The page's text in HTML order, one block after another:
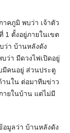
คภูมิ พบว่า เจ้าตัว
1 ตั้งอยู่ภายในเขต
ว่า บ้านหลังดัง
ว่า มีดวงไฟเปิดอยู่
มีคนอยู่ ส่วนประตู
นใน ต่อมาทีมข่าว
ายในบ้าน แต่ไม่มี
อมูลว่า บ้านหลังดัง